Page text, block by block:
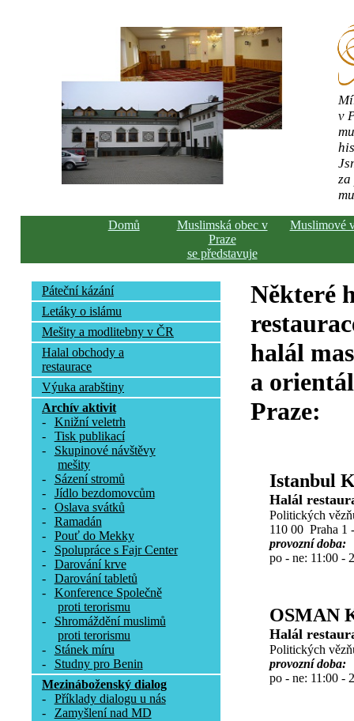
v
Domů
Muslimská obec v
Praze
se představuje
Muslimové
Páteční kázání
Letáky o islámu
Mešity a modlitebny v ČR
Halal obchody a
restaurace
Výuka arabštiny
Archív aktivit
-
Knižní veletrh
-
Tisk publikací
-
Skupinové návštěvy
mešity
-
Sázení stromů
-
Jídlo bezdomovcům
-
Oslava svátků
-
Ramadán
-
Pouť do Mekky
-
Spolupráce s Fajr Center
-
Darování krve
-
Darování tabletů
-
Konference Společně
proti terorismu
-
Shromáždění muslimů
proti terorismu
-
Stánek míru
-
Studny pro Benin
Mezináboženský dialog
-
Příklady dialogu u nás
-
Zamyšlení nad MD
Některé
halál
a
Praze:
Istanbul
Halál
Politických
110 00 Praha 1
provozní doba:
po - ne: 11:00 -
OSMAN
Halál
Politických
provozní doba:
po - ne: 11:00 -